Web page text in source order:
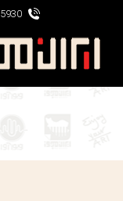
5930 017 0912